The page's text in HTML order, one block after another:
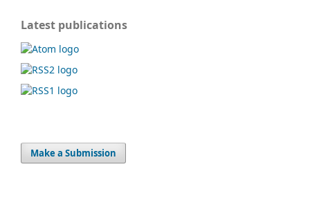
Latest publications
Make a Submission